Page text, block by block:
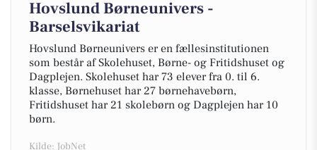
Hovslund Børneunivers -
Barselsvikariat
Hovslund Børneunivers er en fællesinstitutionen
som består af Skolehuset, Børne- og Fritidshuset og
Dagplejen. Skolehuset har 73 elever fra 0. til 6.
klasse, Børnehuset har 27 børnehavebørn,
Fritidshuset har 21 skolebørn og Dagplejen har 10
børn.
Kilde: JobNet